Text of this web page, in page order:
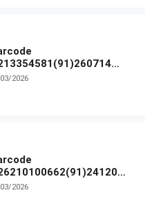
2026
2026